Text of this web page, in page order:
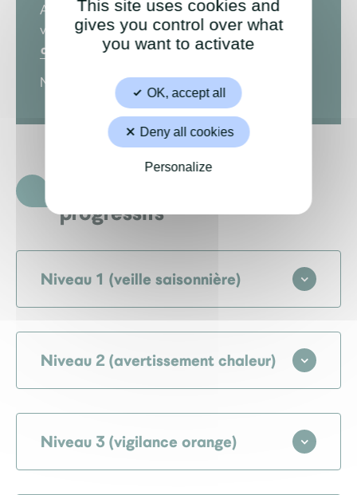
Aidez-nous à la compléter en nous envoyant
vos suggestions à
communication@saintsebastien.fr
Merci pour votre contribution.
progressifs
Niveau 1 (veille saisonnière)
Niveau 2 (avertissement chaleur)
Niveau 3 (vigilance orange)
This site uses cookies and
gives you control over what
you want to activate
OK, accept all
Deny all cookies
Personalize